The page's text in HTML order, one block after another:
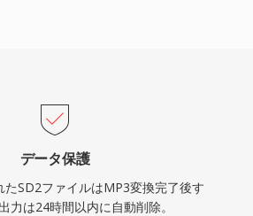
データ保護
たSD2ファイルはMP3変換完了後す
力は24時間以内に自動削除。